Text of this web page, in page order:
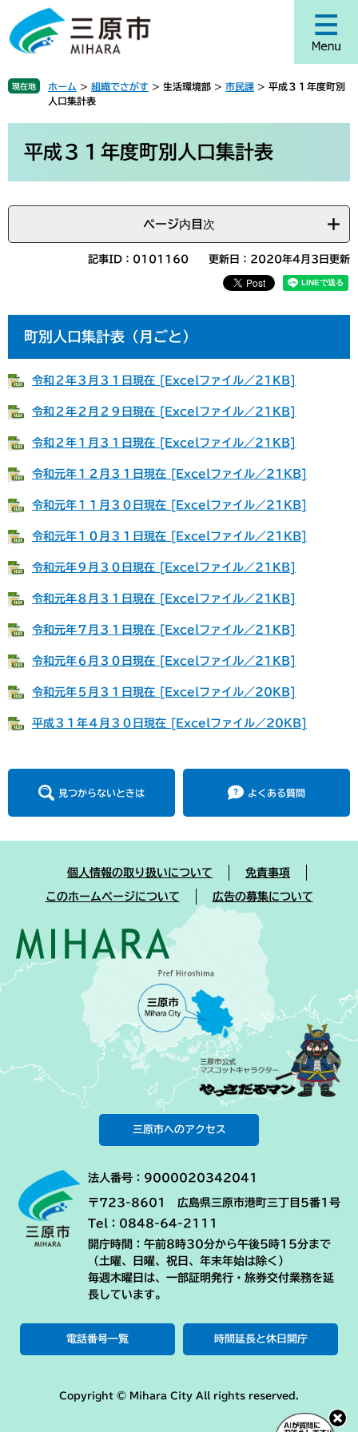
ジ
頭
す
ュ
飛
し
現在地 ホーム > 組織でさがす > 生活環境部 > 市民課 > 平成３１年度町別
人口集計表
平成３１年度町別人口集計表
ページ内目次
記事ID：0101160 更新日：2020年4月3日更新
町別人口集計表（月ごと）
令和２年３月３１日現在 [Excelファイル／21KB]
令和２年２月２９日現在 [Excelファイル／21KB]
令和２年１月３１日現在 [Excelファイル／21KB]
令和元年１２月３１日現在 [Excelファイル／21KB]
令和元年１１月３０日現在 [Excelファイル／21KB]
令和元年１０月３１日現在 [Excelファイル／21KB]
令和元年９月３０日現在 [Excelファイル／21KB]
令和元年８月３１日現在 [Excelファイル／21KB]
令和元年７月３１日現在 [Excelファイル／21KB]
令和元年６月３０日現在 [Excelファイル／21KB]
令和元年５月３１日現在 [Excelファイル／20KB]
平成３１年４月３０日現在 [Excelファイル／20KB]
見つからないときは よくある質問
個人情報の取り扱いについて 免責事項
このホームページについて 広告の募集について
三原市へのアクセス
法人番号：9000020342041
〒723-8601 広島県三原市港町三丁目5番1号
Tel：0848-64-2111
開庁時間：午前8時30分から午後5時15分まで
（土曜、日曜、祝日、年末年始は除く）
毎週木曜日は、一部証明発行・旅券交付業務を延
長しています。
電話番号一覧 時間延長と休日開庁
Copyright © Mihara City All rights reserved.